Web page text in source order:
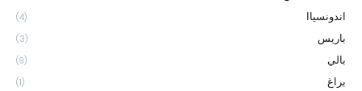
اندونسياا (4)
باريس (3)
بالي (9)
براغ (1)